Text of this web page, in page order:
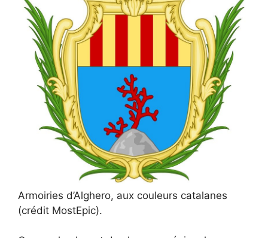
Armoiries d’Alghero, aux couleurs catalanes
(crédit MostEpic).